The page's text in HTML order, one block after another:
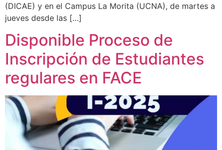
(DICAE) y en el Campus La Morita (UCNA), de martes a
jueves desde las […]
Disponible Proceso de
Inscripción de Estudiantes
regulares en FACE